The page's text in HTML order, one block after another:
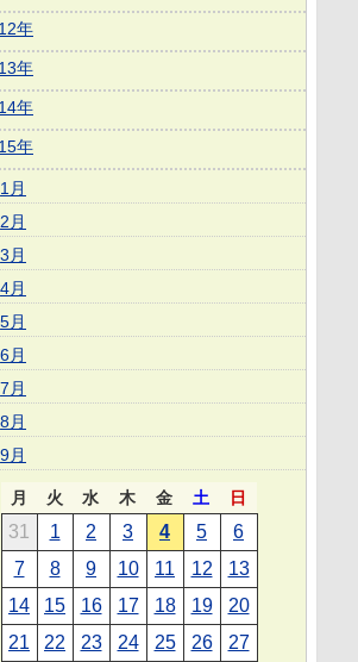
年
年
年
年
1月
2月
3月
4月
5月
6月
7月
8月
9月
月 火 水 木 金 土 日
31 1 2 3 4 5
6
7
8 9 10 11 12
13
14
15 16 17 18 19
20
21
22 23 24 25 26
27